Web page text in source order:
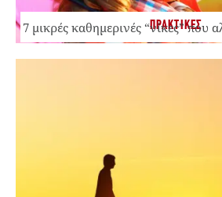
ΠΡΑΚΤΙΚΕΣ
7 μικρές καθημερινές “νίκες” που